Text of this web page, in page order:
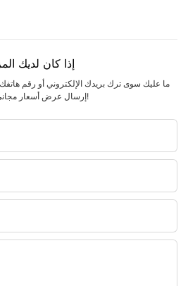
إذا كان لديك
ما عليك سوى ترك بريدك الإلكتروني أو رقم
إرسال عرض أسعار مجاني لمجموعتنا الواسعة من التصاميم!